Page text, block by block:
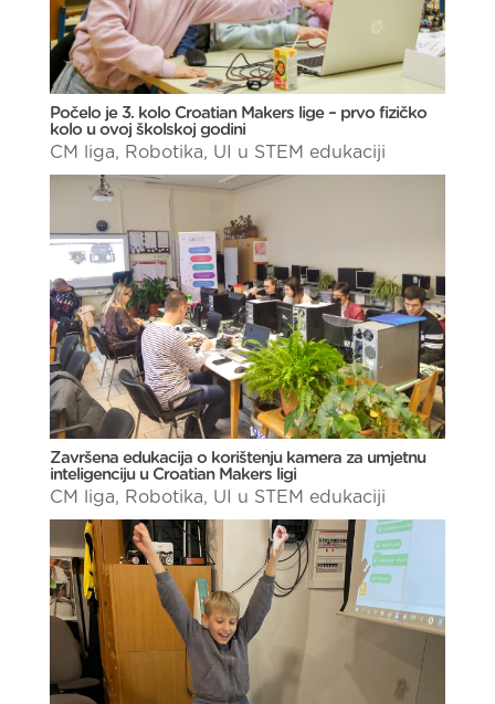
Počelo je 3. kolo Croatian Makers lige – prvo fizičko
kolo u ovoj školskoj godini
CM liga, Robotika, UI u STEM edukaciji
Završena edukacija o korištenju kamera za umjetnu
inteligenciju u Croatian Makers ligi
CM liga, Robotika, UI u STEM edukaciji